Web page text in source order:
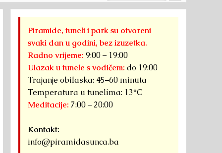
Piramide, tuneli i park su otvoreni
svaki dan u godini, bez izuzetka.
Radno vrijeme: 9:00 – 19:00
Ulazak u tunele s vodičem: do 19:00
Trajanje obilaska: 45–60 minuta
Temperatura u tunelima: 13°C
Meditacije: 7:00 – 20:00
Kontakt:
info@piramidasunca.ba